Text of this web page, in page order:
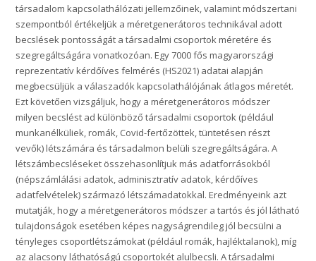
társadalom kapcsolathálózati jellemzőinek, valamint módszertani
szempontból értékeljük a méretgenerátoros technikával adott
becslések pontosságát a társadalmi csoportok méretére és
szegregáltságára vonatkozóan. Egy 7000 fős magyarországi
reprezentatív kérdőíves felmérés (HS2021) adatai alapján
megbecsüljük a válaszadók kapcsolathálójának átlagos méretét.
Ezt követően vizsgáljuk, hogy a méretgenerátoros módszer
milyen becslést ad különböző társadalmi csoportok (például
munkanélküliek, romák, Covid-fertőzöttek, tüntetésen részt
vevők) létszámára és társadalmon belüli szegregáltságára. A
létszámbecsléseket összehasonlítjuk más adatforrásokból
(népszámlálási adatok, adminisztratív adatok, kérdőíves
adatfelvételek) származó létszámadatokkal. Eredményeink azt
mutatják, hogy a méretgenerátoros módszer a tartós és jól látható
tulajdonságok esetében képes nagyságrendileg jól becsülni a
tényleges csoportlétszámokat (például romák, hajléktalanok), míg
az alacsony láthatóságú csoportokét alulbecsli. A társadalmi